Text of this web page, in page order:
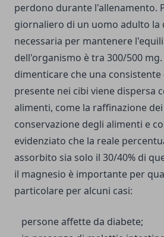
perdono durante l'allenamento.
giornaliero di un uomo adulto la
necessaria per mantenere
dell'organismo è tra 300/500
dimenticare che una
presente nei cibi viene dispersa
alimenti, come la raffinazione
conservazione degli alimenti e
evidenziato che la reale
assorbito sia solo il 30/40% di
il magnesio è importante per
particolare per alcuni casi:
persone affette da diabete;